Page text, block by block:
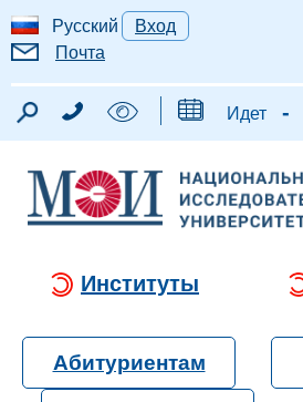
Русский
Вход
Почта
Идет -
Институты
Абитуриентам